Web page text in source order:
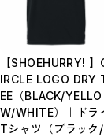
【SHOEHURRY! 】
IRCLE LOGO DRY
EE（BLACK/YELLO
W/WHITE）｜ドラ
Tシャツ（ブラック/